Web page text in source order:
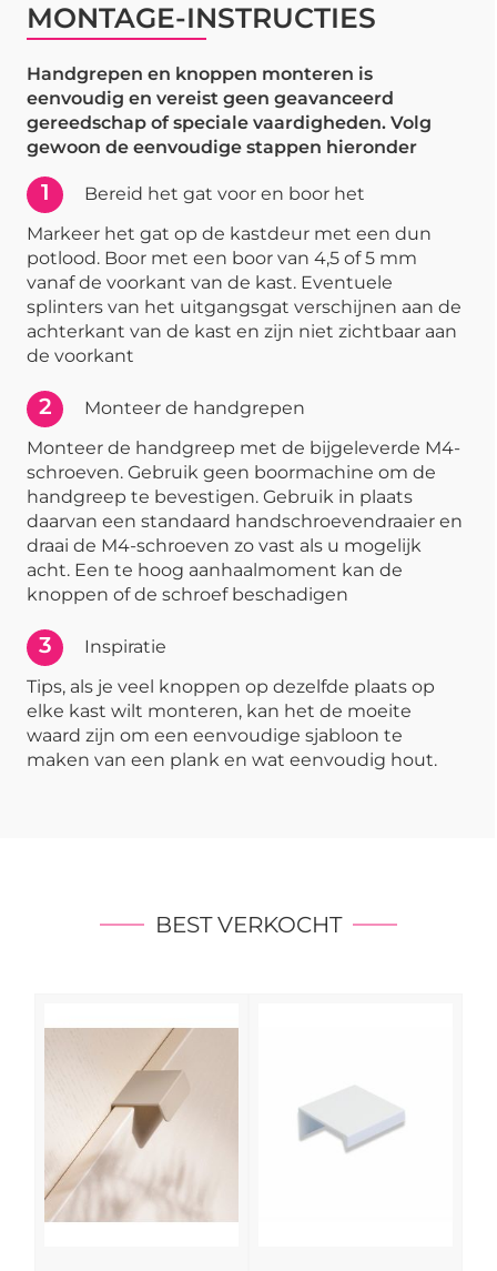
MONTAGE-INSTRUCTIES
Handgrepen en knoppen monteren is
eenvoudig en vereist geen geavanceerd
gereedschap of speciale vaardigheden. Volg
gewoon de eenvoudige stappen hieronder
1
Bereid het gat voor en boor het
Markeer het gat op de kastdeur met een dun
potlood. Boor met een boor van 4,5 of 5 mm
vanaf de voorkant van de kast. Eventuele
splinters van het uitgangsgat verschijnen aan de
achterkant van de kast en zijn niet zichtbaar aan
de voorkant
2
Monteer de handgrepen
Monteer de handgreep met de bijgeleverde M4-
schroeven. Gebruik geen boormachine om de
handgreep te bevestigen. Gebruik in plaats
daarvan een standaard handschroevendraaier en
draai de M4-schroeven zo vast als u mogelijk
acht. Een te hoog aanhaalmoment kan de
knoppen of de schroef beschadigen
3
Inspiratie
Tips, als je veel knoppen op dezelfde plaats op
elke kast wilt monteren, kan het de moeite
waard zijn om een eenvoudige sjabloon te
maken van een plank en wat eenvoudig hout.
BEST VERKOCHT